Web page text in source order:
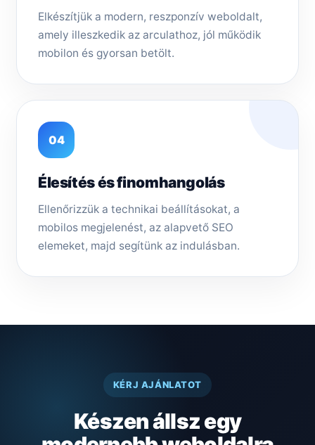
Elkészítjük a modern, reszponzív weboldalt,
amely illeszkedik az arculathoz, jól működik
mobilon és gyorsan betölt.
04
Élesítés és finomhangolás
Ellenőrizzük a technikai beállításokat, a
mobilos megjelenést, az alapvető SEO
elemeket, majd segítünk az indulásban.
KÉRJ AJÁNLATOT
Készen állsz egy